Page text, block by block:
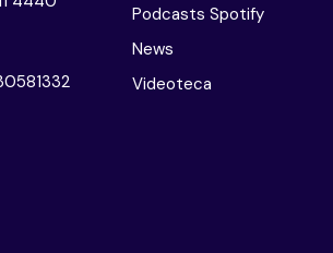
Podcasts Spotify
News
Videoteca